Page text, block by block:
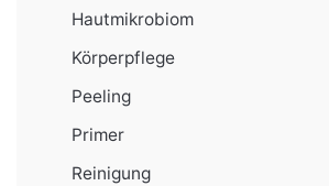
Hautmikrobiom
Körperpflege
Peeling
Primer
Reinigung